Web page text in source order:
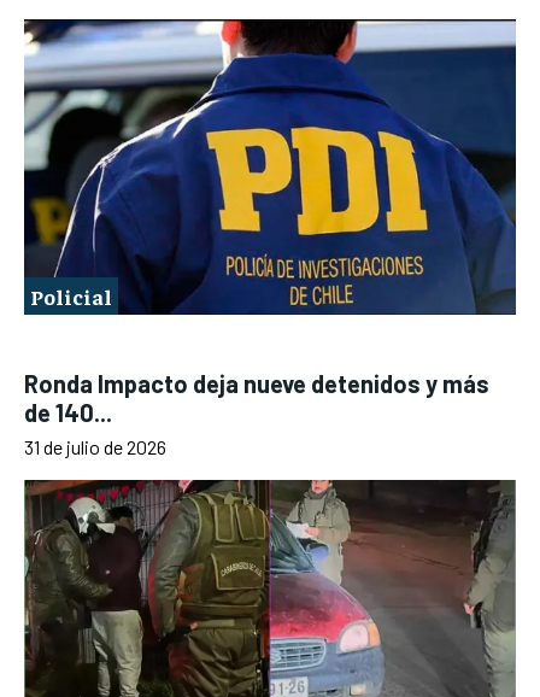
Policial
Ronda Impacto deja nueve detenidos y más
de 140...
31 de julio de 2026